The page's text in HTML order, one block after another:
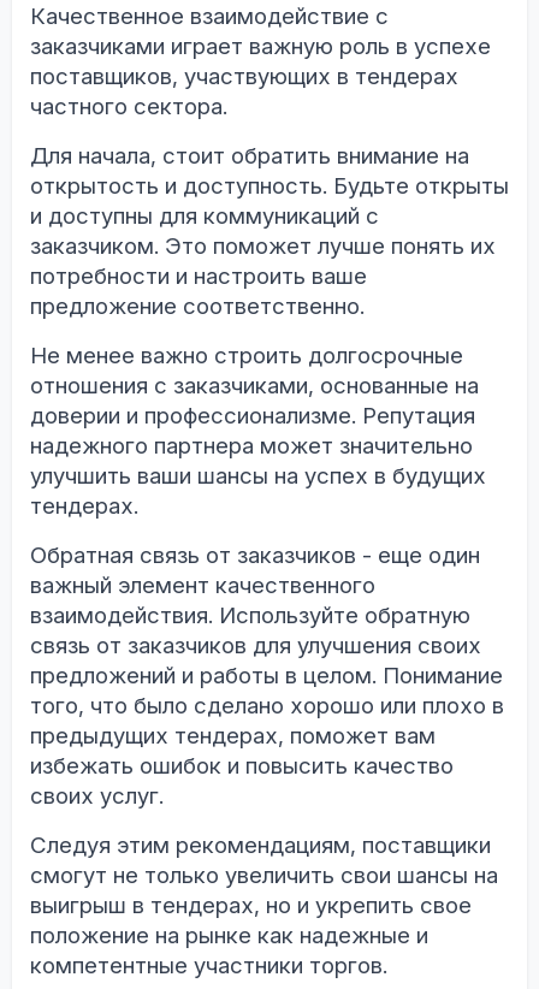
Качественное взаимодействие с
заказчиками играет важную роль в успехе
поставщиков, участвующих в тендерах
частного сектора.
Для начала, стоит обратить внимание на
открытость и доступность. Будьте открыты
и доступны для коммуникаций с
заказчиком. Это поможет лучше понять их
потребности и настроить ваше
предложение соответственно.
Не менее важно строить долгосрочные
отношения с заказчиками, основанные на
доверии и профессионализме. Репутация
надежного партнера может значительно
улучшить ваши шансы на успех в будущих
тендерах.
Обратная связь от заказчиков - еще один
важный элемент качественного
взаимодействия. Используйте обратную
связь от заказчиков для улучшения своих
предложений и работы в целом. Понимание
того, что было сделано хорошо или плохо в
предыдущих тендерах, поможет вам
избежать ошибок и повысить качество
своих услуг.
Следуя этим рекомендациям, поставщики
смогут не только увеличить свои шансы на
выигрыш в тендерах, но и укрепить свое
положение на рынке как надежные и
компетентные участники торгов.